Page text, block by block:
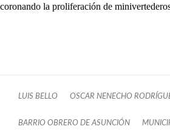
coronando la proliferación de
LUIS BELLO OSCAR NENECHO
BARRIO OBRERO DE ASUNCIÓN